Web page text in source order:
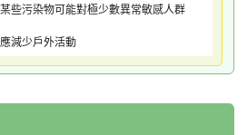
些污染物可能對極少數異常敏感人群
減少戶外活動